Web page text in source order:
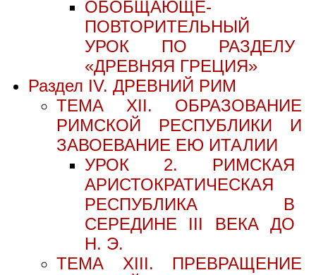
ОБОБЩАЮЩЕ-
ПОВТОРИТЕЛЬНЫЙ
УРОК ПО РАЗДЕЛУ
«ДРЕВНЯЯ ГРЕЦИЯ»
Раздел IV. ДРЕВНИЙ РИМ
ТЕМА XII. ОБРАЗОВАНИЕ
РИМСКОЙ РЕСПУБЛИКИ И
ЗАВОЕВАНИЕ ЕЮ ИТАЛИИ
УРОК 2. РИМСКАЯ
АРИСТОКРАТИЧЕСКАЯ
РЕСПУБЛИКА В
СЕРЕДИНЕ III ВЕКА ДО
Н. Э.
ТЕМА XIII. ПРЕВРАЩЕНИЕ